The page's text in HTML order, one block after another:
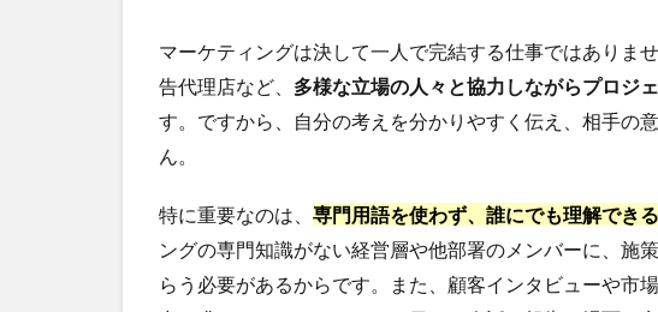
ポー
トフ
成の
重要
性
3.2
マーケティングは決して一人で完結する仕事ではありま
告代理店など、 多様な立場の人々と協力しながらプロジ
す。ですから、自分の考えを分かりやすく伝え、相手の
ん。
特に重要なのは、 専門用語を使わず、誰にでも理解でき
ングの専門知識がない経営層や他部署のメンバーに、施
らう必要があるからです。また、顧客インタビューや市